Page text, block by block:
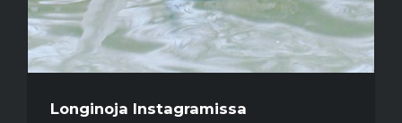
Longinoja Instagramissa